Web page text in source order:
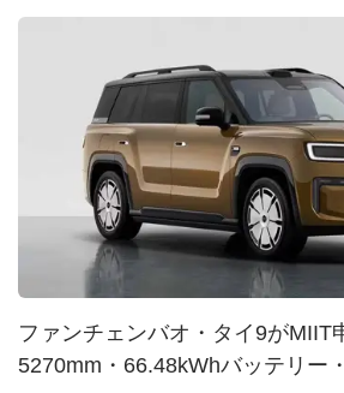
ファンチェンバオ・タイ9がMIIT
5270mm・66.48kWhバッテリー